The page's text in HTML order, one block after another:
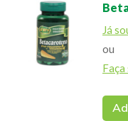
Já
ou